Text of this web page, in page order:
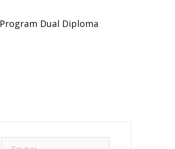
Program Dual Diploma